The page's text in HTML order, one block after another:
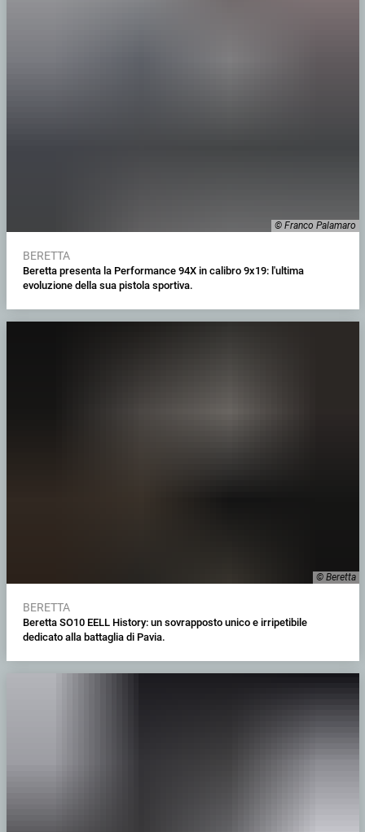
© Franco Palamaro
BERETTA
Beretta presenta la Performance 94X in calibro 9x19: l'ultima
evoluzione della sua pistola sportiva.
© Beretta
BERETTA
Beretta SO10 EELL History: un sovrapposto unico e irripetibile
dedicato alla battaglia di Pavia.